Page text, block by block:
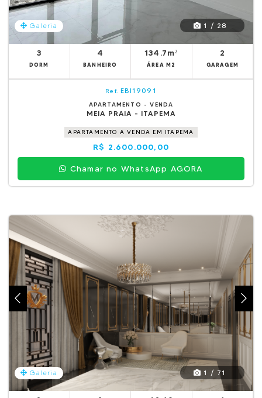
Galeria 1 / 28
3
DORM
4
BANHEIRO
134.7m²
ÁREA M2
2
GARAGEM
Ref. EBI19091
APARTAMENTO - VENDA
MEIA PRAIA - ITAPEMA
APARTAMENTO A VENDA EM ITAPEMA
R$ 2.600.000,00
Chamar no WhatsApp AGORA
Galeria 1 / 71